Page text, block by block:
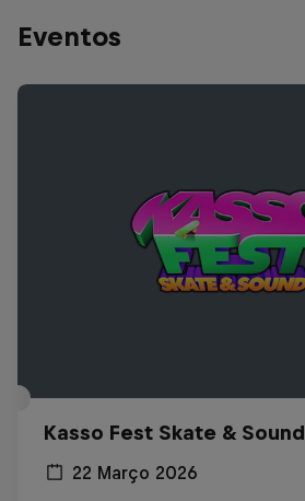
Eventos
Kasso Fest Skate & Sound
22 Março 2026